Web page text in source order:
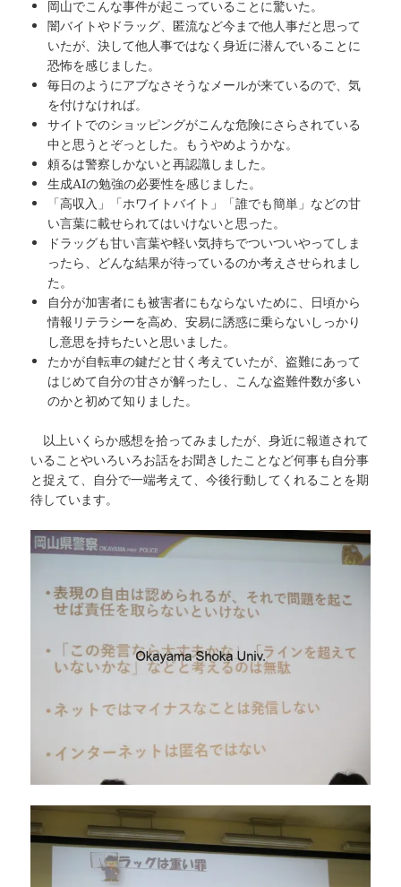
岡山でこんな事件が起こっていることに驚いた。
闇バイトやドラッグ、匿流など今まで他人事だと思って
いたが、決して他人事ではなく身近に潜んでいることに
恐怖を感じました。
毎日のようにアブなさそうなメールが来ているので、気
を付けなければ。
サイトでのショッピングがこんな危険にさらされている
中と思うとぞっとした。もうやめようかな。
頼るは警察しかないと再認識しました。
生成AIの勉強の必要性を感じました。
「高収入」「ホワイトバイト」「誰でも簡単」などの甘
い言葉に載せられてはいけないと思った。
ドラッグも甘い言葉や軽い気持ちでついついやってしま
ったら、どんな結果が待っているのか考えさせられまし
た。
自分が加害者にも被害者にもならないために、日頃から
情報リテラシーを高め、安易に誘惑に乗らないしっかり
し意思を持ちたいと思いました。
たかが自転車の鍵だと甘く考えていたが、盗難にあって
はじめて自分の甘さが解ったし、こんな盗難件数が多い
のかと初めて知りました。
以上いくらか感想を拾ってみましたが、身近に報道されて
いることやいろいろお話をお聞きしたことなど何事も自分事
と捉えて、自分で一端考えて、今後行動してくれることを期
待しています。